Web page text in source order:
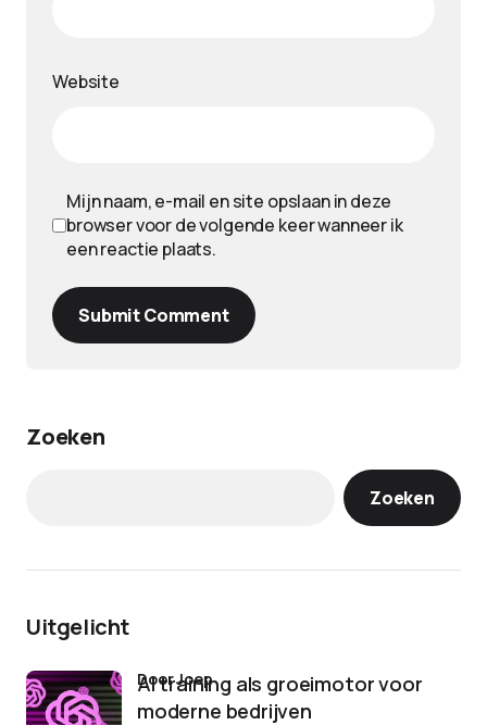
Website
Mijn naam, e-mail en site opslaan in deze
browser voor de volgende keer wanneer ik
een reactie plaats.
Submit Comment
Zoeken
Zoeken
Uitgelicht
AI training als groeimotor voor
moderne bedrijven
door Joep